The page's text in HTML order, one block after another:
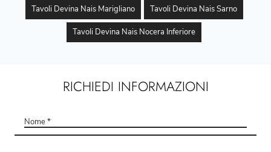
Tavoli Devina Nais Marigliano Tavoli Devina Nais Sarno
Tavoli Devina Nais Nocera Inferiore
RICHIEDI INFORMAZIONI